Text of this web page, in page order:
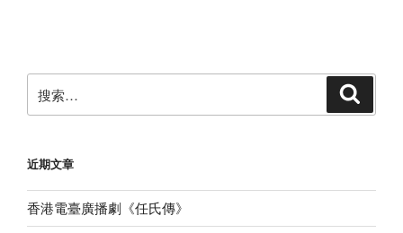
索：
近期文章
香港電臺廣播劇《任氏傳》